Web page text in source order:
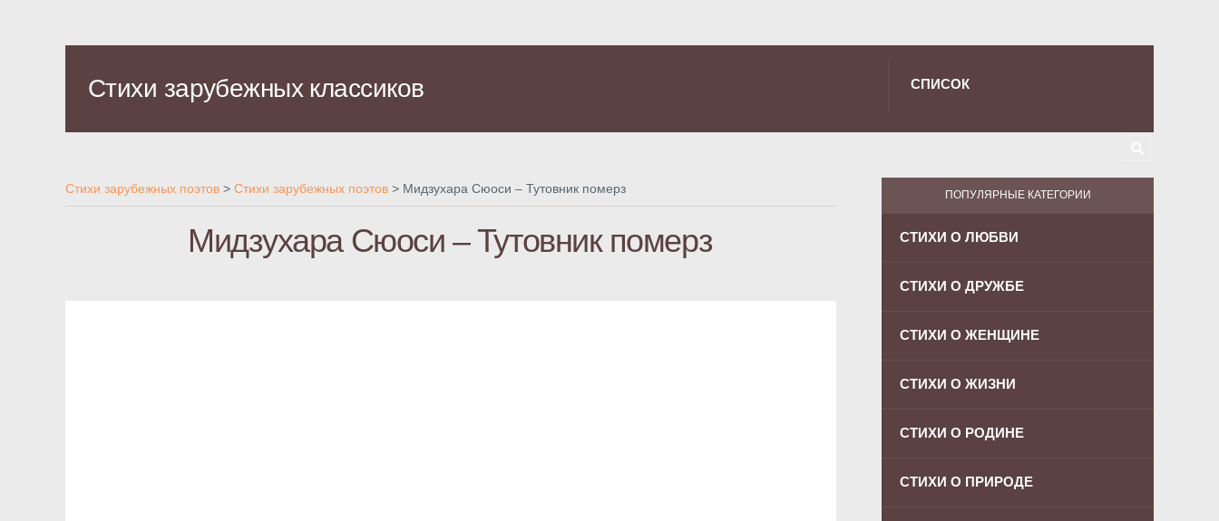
Стихи зарубежных классиков СПИСОК
Стихи зарубежных поэтов > Стихи зарубежных поэтов > Мидзухара Сюоси – Тутовник померз
Мидзухара Сюоси – Тутовник померз
ПОПУЛЯРНЫЕ КАТЕГОРИИ
СТИХИ О ЛЮБВИ
СТИХИ О ДРУЖБЕ
СТИХИ О ЖЕНЩИНЕ
СТИХИ О ЖИЗНИ
СТИХИ О РОДИНЕ
СТИХИ О ПРИРОДЕ